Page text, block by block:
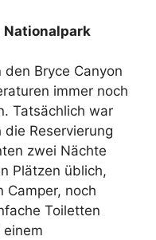
Nationalpark
Bryce Canyon
immer noch
Tatsächlich war
Reservierung
zwei Nächte
Plätzen üblich,
Camper, noch
Toiletten